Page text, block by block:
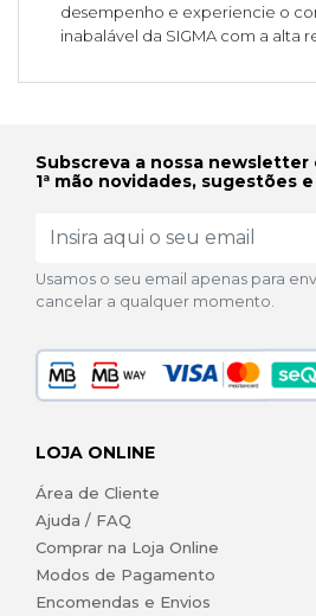
desempenho e experiencie o
inabalável da SIGMA com a alta
Subscreva a nossa newsletter
1ª mão novidades, sugestões
Usamos o seu email apenas para
cancelar a qualquer momento.
LOJA ONLINE
Área de Cliente
Ajuda / FAQ
Comprar na Loja Online
Modos de Pagamento
Encomendas e Envios